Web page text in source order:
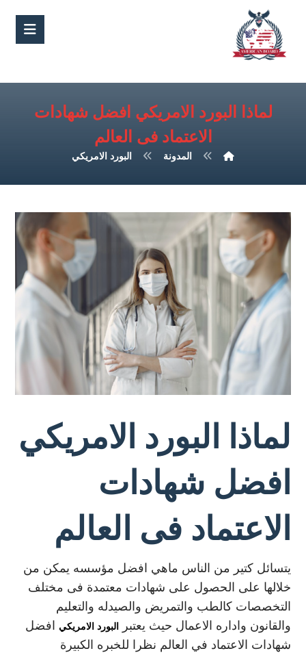
لماذا البورد الامريكي افضل شهادات
الاعتماد فى العالم
المدونة البورد الامريكي
لماذا البورد الامريكي
افضل شهادات
الاعتماد فى العالم
يتسائل كتير من الناس ماهي افضل مؤسسه يمكن من
خلالها على الحصول على شهادات معتمدة فى مختلف
التخصصات كالطب والتمريض والصيدله والتعليم
والقانون واداره الاعمال حيث يعتبر البورد الامريكي
افضل
شهادات الاعتماد في العالم نظرا للخبره الكبيرة